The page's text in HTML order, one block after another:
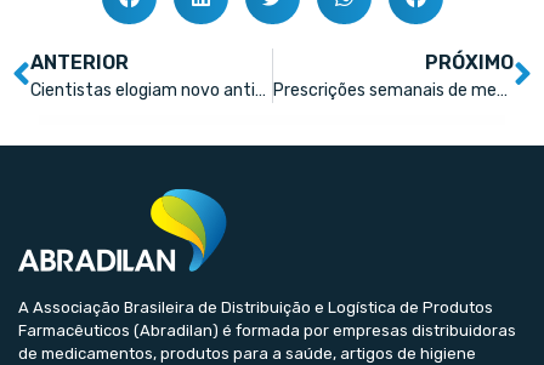
ANTERIOR
Cientistas elogiam novo antibiótico que pode matar bactérias resistentes a medicamentos
PRÓXIMO
Prescrições semanais de medicamento para perda de peso chegaram a 25 mil em dezembro
A Associação Brasileira de Distribuição e Logística de Produtos
Farmacêuticos (Abradilan) é formada por empresas distribuidoras
de medicamentos, produtos para a saúde, artigos de higiene